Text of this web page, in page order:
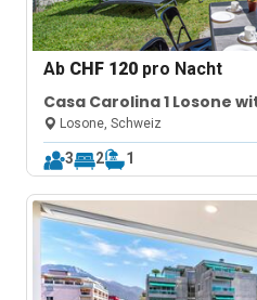
Ab CHF 120 pro Nacht
Casa Carolina 1 Losone
Losone, Schweiz
3 2 1